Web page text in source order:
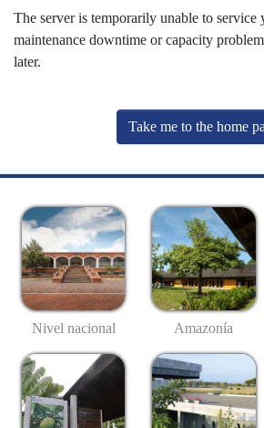
The server is temporarily unable to service
maintenance downtime or capacity
later.
Take me to the home
Nivel nacional Amazonía